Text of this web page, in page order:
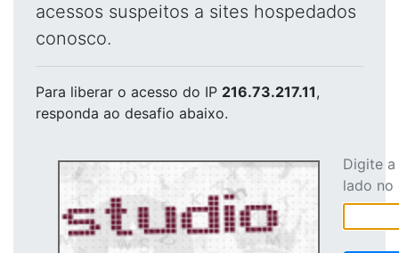
acessos suspeitos a sites hospedados
conosco.
Para liberar o acesso do IP 216.73.217.11,
responda ao desafio abaixo.
Digite
lado no